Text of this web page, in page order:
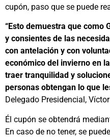
cupón, paso que se puede
“Esto demuestra que como
y consientes de las
con antelación y con
económico del invierno en
traer tranquilidad y
personas obtengan lo que
Delegado Presidencial,
Él cupón se obtendrá
En caso de no tener, se